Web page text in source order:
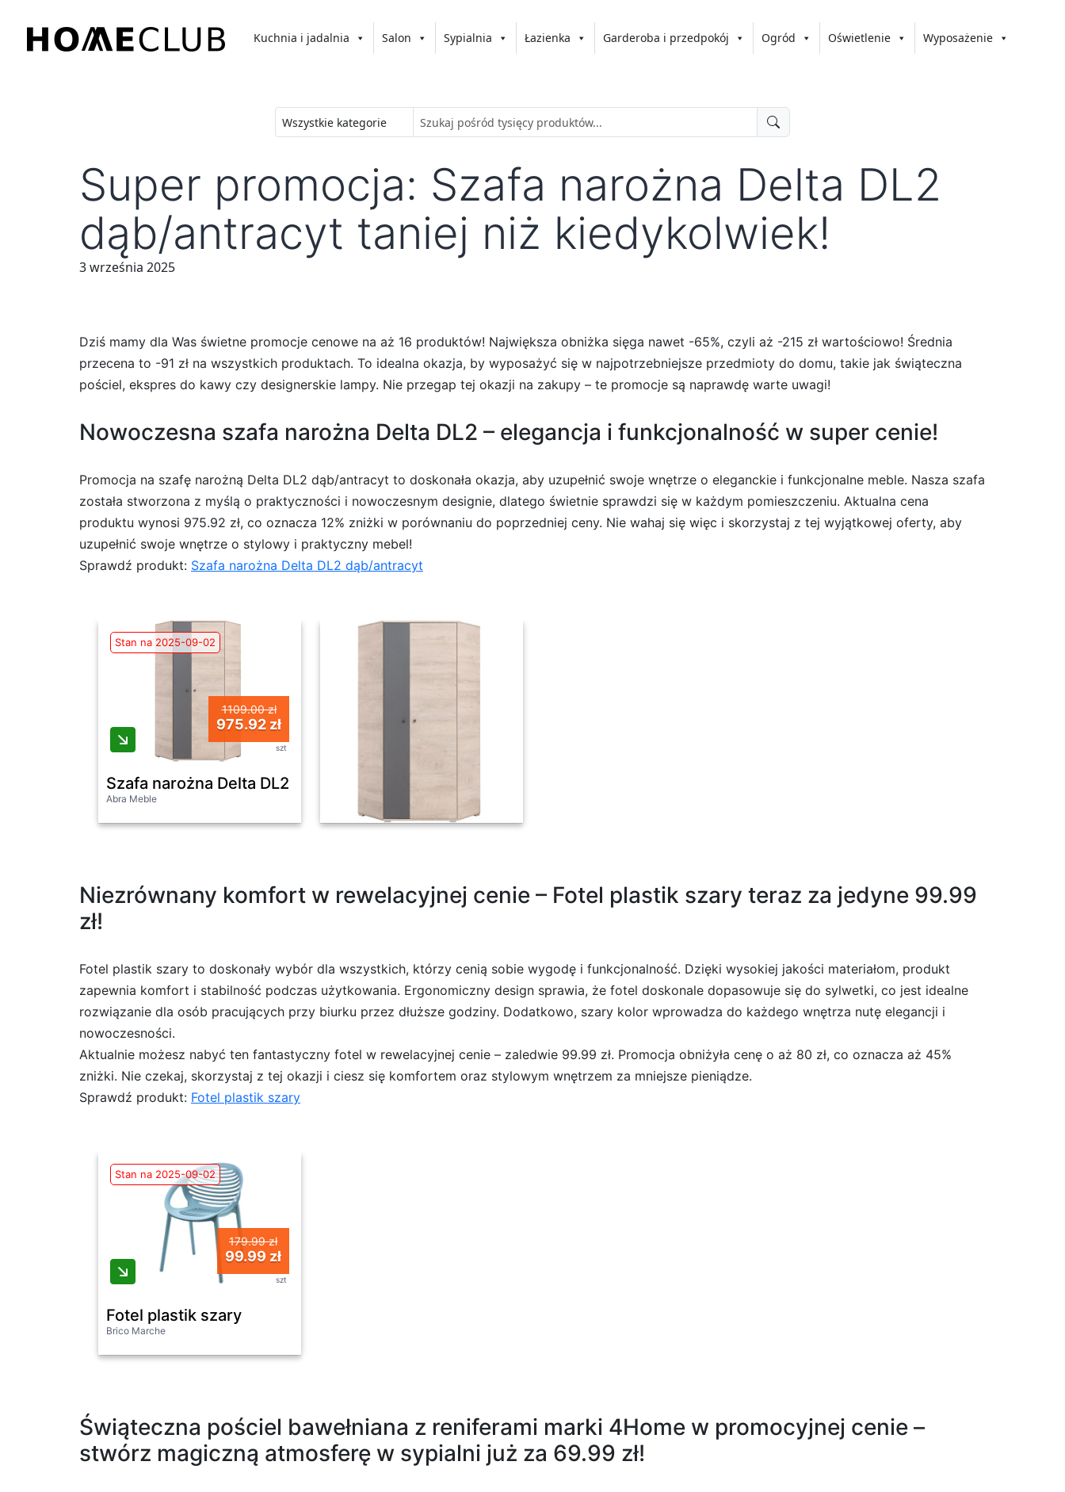
treści
Kuchnia i jadalnia Salon Sypialnia Łazienka Garderoba i przedpokój Ogród Oświetlenie Wyposażenie
Super promocja: Szafa narożna Delta DL2
dąb/antracyt taniej niż kiedykolwiek!
3 września 2025
Dziś mamy dla Was świetne promocje cenowe na aż 16 produktów! Największa obniżka sięga nawet -65%, czyli aż -215 zł wartościowo! Średnia
przecena to -91 zł na wszystkich produktach. To idealna okazja, by wyposażyć się w najpotrzebniejsze przedmioty do domu, takie jak świąteczna
pościel, ekspres do kawy czy designerskie lampy. Nie przegap tej okazji na zakupy – te promocje są naprawdę warte uwagi!
Nowoczesna szafa narożna Delta DL2 – elegancja i funkcjonalność w super cenie!
Promocja na szafę narożną Delta DL2 dąb/antracyt to doskonała okazja, aby uzupełnić swoje wnętrze o eleganckie i funkcjonalne meble. Nasza szafa
została stworzona z myślą o praktyczności i nowoczesnym designie, dlatego świetnie sprawdzi się w każdym pomieszczeniu. Aktualna cena
produktu wynosi 975.92 zł, co oznacza 12% zniżki w porównaniu do poprzedniej ceny. Nie wahaj się więc i skorzystaj z tej wyjątkowej oferty, aby
uzupełnić swoje wnętrze o stylowy i praktyczny mebel!
Sprawdź produkt: Szafa narożna Delta DL2 dąb/antracyt
Stan na 2025-09-02
1109.00 zł
975.92 zł
szt
Szafa narożna Delta DL2 dąb/antracyt
Abra Meble
Niezrównany komfort w rewelacyjnej cenie – Fotel plastik szary teraz za jedyne 99.99
zł!
Fotel plastik szary to doskonały wybór dla wszystkich, którzy cenią sobie wygodę i funkcjonalność. Dzięki wysokiej jakości materiałom, produkt
zapewnia komfort i stabilność podczas użytkowania. Ergonomiczny design sprawia, że fotel doskonale dopasowuje się do sylwetki, co jest idealne
rozwiązanie dla osób pracujących przy biurku przez dłuższe godziny. Dodatkowo, szary kolor wprowadza do każdego wnętrza nutę elegancji i
nowoczesności.
Aktualnie możesz nabyć ten fantastyczny fotel w rewelacyjnej cenie – zaledwie 99.99 zł. Promocja obniżyła cenę o aż 80 zł, co oznacza aż 45%
zniżki. Nie czekaj, skorzystaj z tej okazji i ciesz się komfortem oraz stylowym wnętrzem za mniejsze pieniądze.
Sprawdź produkt: Fotel plastik szary
Stan na 2025-09-02
179.99 zł
99.99 zł
szt
Fotel plastik szary
Brico Marche
Świąteczna pościel bawełniana z reniferami marki 4Home w promocyjnej cenie –
stwórz magiczną atmosferę w sypialni już za 69.99 zł!